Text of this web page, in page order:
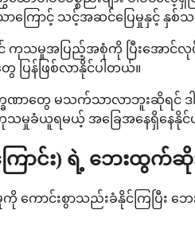
ြောင့် သင့်အဆင်ပြေမှုနှင့် နှစ်
ကုသမှုအပြည့်အစုံကို ပြီးအောင်
ြန်ဖြစ်လာနိုင်ပါတယ်။
ခဏာတွေ မသက်သာလာဘူးဆိုရ
သမှုခံယူရမယ့် အခြေအနေရှိနေနိုင်
ကြောင်း) ရဲ့ ဘေးထွ
ောင်းစွာသည်းခံနိုင်ကြပြီး ဘ